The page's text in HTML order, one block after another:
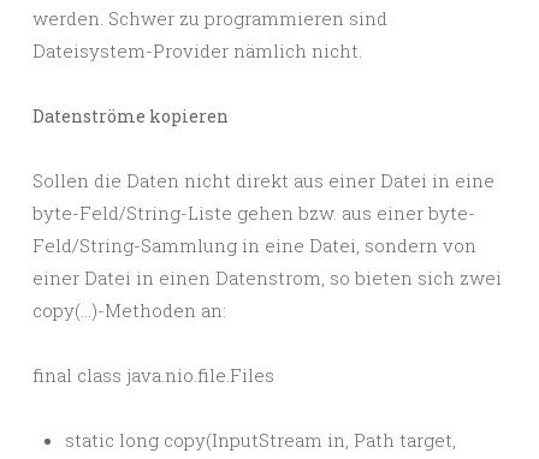
werden. Schwer zu programmieren sind
Dateisystem-Provider nämlich nicht.
Datenströme kopieren
Sollen die Daten nicht direkt aus einer Datei in eine
byte-Feld/String-Liste gehen bzw. aus einer byte-
Feld/String-Sammlung in eine Datei, sondern von
einer Datei in einen Datenstrom, so bieten sich zwei
copy(…)-Methoden an:
final class java.nio.file.Files
static long copy(InputStream in, Path target,